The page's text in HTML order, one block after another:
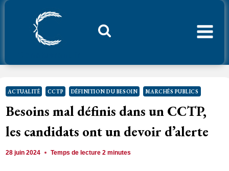
Aller
ACTUALITÉ CCTP DÉFINITION DU BESOIN MARCHÉS PUBLICS
Besoins mal définis dans un CCTP,
les candidats ont un devoir d’alerte
28 juin 2024 Temps de lecture2 minutes